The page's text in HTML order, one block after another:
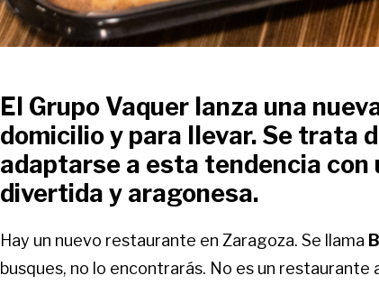
El Grupo Vaquer lanza una
domicilio y para llevar. Se trata
adaptarse a esta tendencia con
divertida y aragonesa.
Hay un nuevo restaurante en Zaragoza. Se llama
busques, no lo encontrarás. No es un restaurante